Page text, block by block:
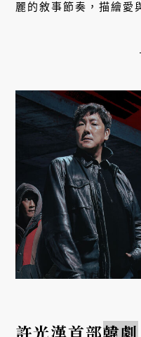
麗的敘事節奏，描繪愛
許光漢首部韓劇